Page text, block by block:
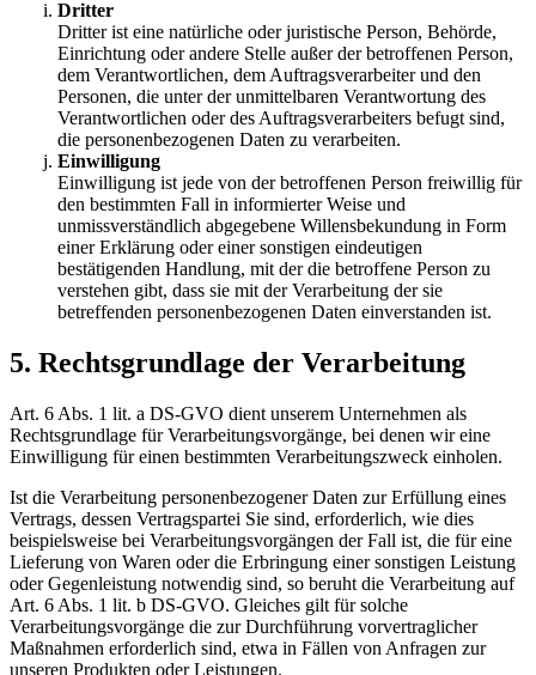
Dritter
Dritter ist eine natürliche oder juristische Person, Behörde,
Einrichtung oder andere Stelle außer der betroffenen Person,
dem Verantwortlichen, dem Auftragsverarbeiter und den
Personen, die unter der unmittelbaren Verantwortung des
Verantwortlichen oder des Auftragsverarbeiters befugt sind,
die personenbezogenen Daten zu verarbeiten.
Einwilligung
Einwilligung ist jede von der betroffenen Person freiwillig für
den bestimmten Fall in informierter Weise und
unmissverständlich abgegebene Willensbekundung in Form
einer Erklärung oder einer sonstigen eindeutigen
bestätigenden Handlung, mit der die betroffene Person zu
verstehen gibt, dass sie mit der Verarbeitung der sie
betreffenden personenbezogenen Daten einverstanden ist.
5. Rechtsgrundlage der Verarbeitung
Art. 6 Abs. 1 lit. a DS-GVO dient unserem Unternehmen als
Rechtsgrundlage für Verarbeitungsvorgänge, bei denen wir eine
Einwilligung für einen bestimmten Verarbeitungszweck einholen.
Ist die Verarbeitung personenbezogener Daten zur Erfüllung eines
Vertrags, dessen Vertragspartei Sie sind, erforderlich, wie dies
beispielsweise bei Verarbeitungsvorgängen der Fall ist, die für eine
Lieferung von Waren oder die Erbringung einer sonstigen Leistung
oder Gegenleistung notwendig sind, so beruht die Verarbeitung auf
Art. 6 Abs. 1 lit. b DS-GVO. Gleiches gilt für solche
Verarbeitungsvorgänge die zur Durchführung vorvertraglicher
Maßnahmen erforderlich sind, etwa in Fällen von Anfragen zur
unseren Produkten oder Leistungen.